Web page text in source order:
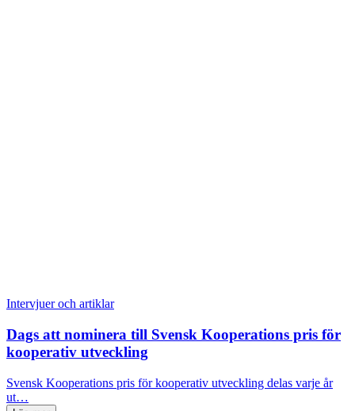
Intervjuer och artiklar
Dags att nominera till Svensk Kooperations pris för
kooperativ utveckling
Svensk Kooperations pris för kooperativ utveckling delas varje år
ut…